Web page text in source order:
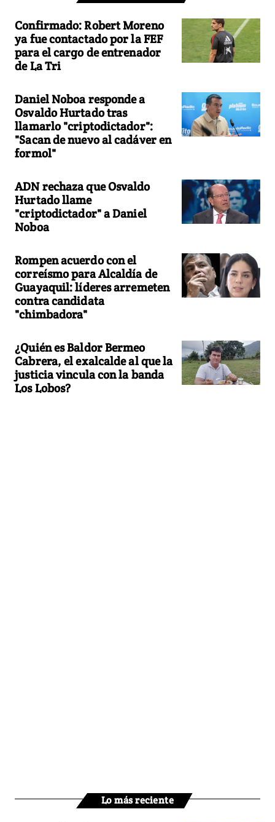
Confirmado: Robert Moreno
ya fue contactado por la FEF
para el cargo de entrenador
de La Tri
Daniel Noboa responde a
Osvaldo Hurtado tras
llamarlo "criptodictador":
"Sacan de nuevo al cadáver en
formol"
ADN rechaza que Osvaldo
Hurtado llame
"criptodictador" a Daniel
Noboa
Rompen acuerdo con el
correísmo para Alcaldía de
Guayaquil: líderes arremeten
contra candidata
"chimbadora"
¿Quién es Baldor Bermeo
Cabrera, el exalcalde al que la
justicia vincula con la banda
Los Lobos?
Lo más reciente